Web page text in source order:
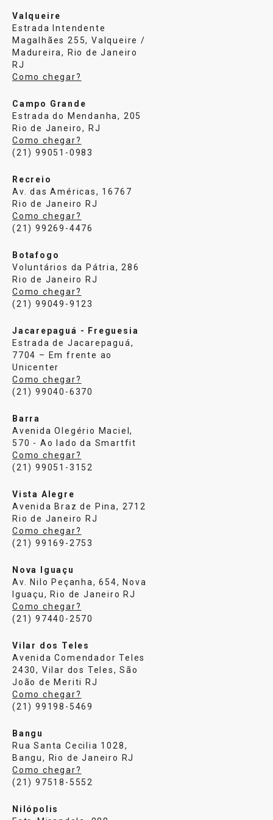
Valqueire
Estrada Intendente
Magalhães 255, Valqueire /
Madureira, Rio de Janeiro
RJ
Como chegar?
Campo Grande
Estrada do Mendanha, 205
Rio de Janeiro, RJ
Como chegar?
(21) 99051-0983
Recreio
Av. das Américas, 16767
Rio de Janeiro RJ
Como chegar?
(21) 99269-4476
Botafogo
Voluntários da Pátria, 286
Rio de Janeiro RJ
Como chegar?
(21) 99049-9123
Jacarepaguá - Freguesia
Estrada de Jacarepaguá,
7704 – Em frente ao
Unicenter
Como chegar?
(21) 99040-6370
Barra
Avenida Olegério Maciel,
570 - Ao lado da Smartfit
Como chegar?
(21) 99051-3152
Vista Alegre
Avenida Braz de Pina, 2712
Rio de Janeiro RJ
Como chegar?
(21) 99169-2753
Nova Iguaçu
Av. Nilo Peçanha, 654, Nova
Iguaçu, Rio de Janeiro RJ
Como chegar?
(21) 97440-2570
Vilar dos Teles
Avenida Comendador Teles
2430, Vilar dos Teles, São
João de Meriti RJ
Como chegar?
(21) 99198-5469
Bangu
Rua Santa Cecilia 1028,
Bangu, Rio de Janeiro RJ
Como chegar?
(21) 97518-5552
Nilópolis